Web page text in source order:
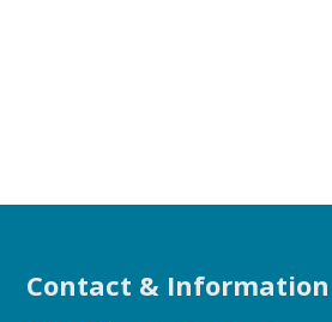
Contact & Information